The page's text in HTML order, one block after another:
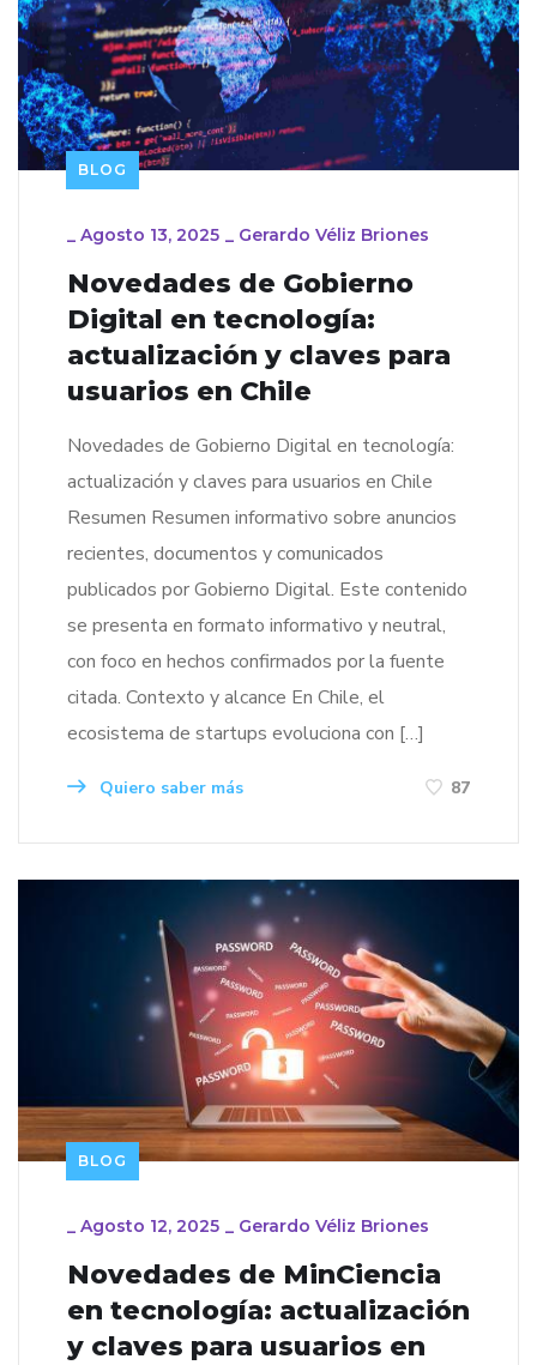
BLOG
_ Agosto 13, 2025 _ Gerardo Véliz Briones
Novedades de Gobierno
Digital en tecnología:
actualización y claves para
usuarios en Chile
Novedades de Gobierno Digital en tecnología:
actualización y claves para usuarios en Chile
Resumen Resumen informativo sobre anuncios
recientes, documentos y comunicados
publicados por Gobierno Digital. Este contenido
se presenta en formato informativo y neutral,
con foco en hechos confirmados por la fuente
citada. Contexto y alcance En Chile, el
ecosistema de startups evoluciona con […]
Quiero saber más 87
BLOG
_ Agosto 12, 2025 _ Gerardo Véliz Briones
Novedades de MinCiencia
en tecnología: actualización
y claves para usuarios en